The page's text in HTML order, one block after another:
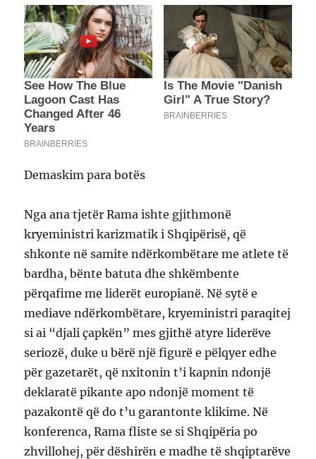
Demaskim para botës
Nga ana tjetër Rama ishte gjithmonë
kryeministri karizmatik i Shqipërisë, që
shkonte në samite ndërkombëtare me atlete të
bardha, bënte batuta dhe shkëmbente
përqafime me liderët europianë. Në sytë e
mediave ndërkombëtare, kryeministri paraqitej
si ai “djali çapkën” mes gjithë atyre liderëve
seriozë, duke u bërë një figurë e pëlqyer edhe
për gazetarët, që nxitonin t’i kapnin ndonjë
deklaratë pikante apo ndonjë moment të
pazakontë që do t’u garantonte klikime. Në
konferenca, Rama fliste se si Shqipëria po
zhvillohej, për dëshirën e madhe të shqiptarëve